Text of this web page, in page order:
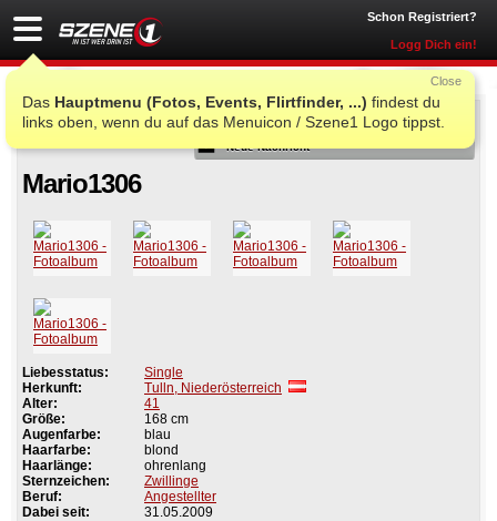
Schon Registriert?
Logg Dich ein!
Das Hauptmenu (Fotos, Events, Flirtfinder, ...) findest du
links oben, wenn du auf das Menuicon / Szene1 Logo tippst.
Close
Als Freund
Neue Nachricht
Mario1306
Liebesstatus:
Single
Herkunft:
Tulln, Niederösterreich
Alter:
41
Größe:
168 cm
Augenfarbe:
blau
Haarfarbe:
blond
Haarlänge:
ohrenlang
Sternzeichen:
Zwillinge
Beruf:
Angestellter
Dabei seit:
31.05.2009